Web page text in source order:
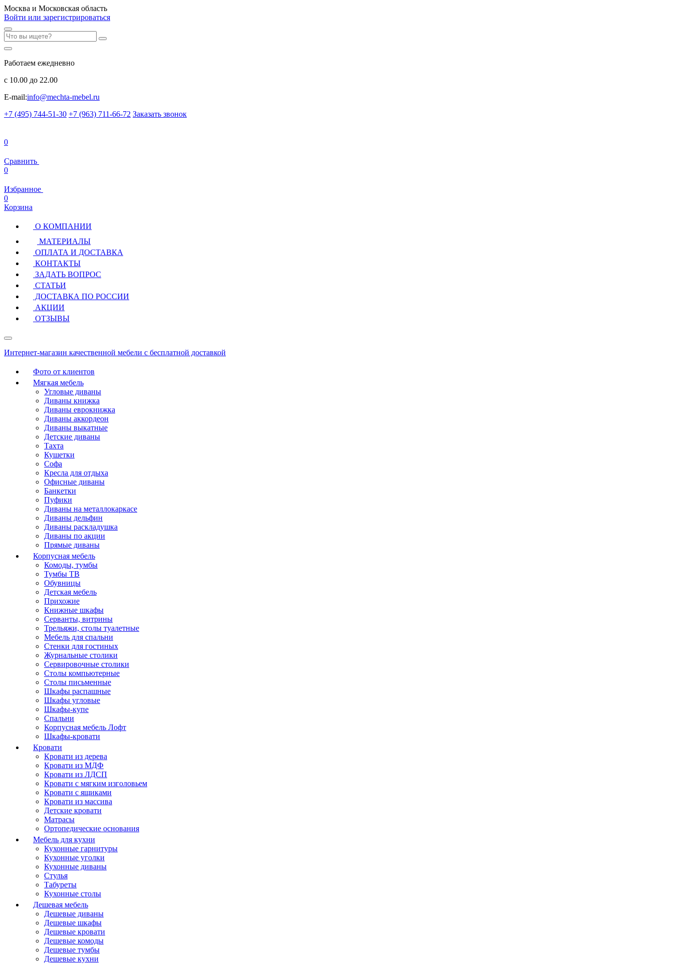
Москва и Московская область
Войти или зарегистрироваться
Работаем ежедневно
с 10.00 до 22.00
E-mail:info@mechta-mebel.ru
+7 (495) 744-51-30 +7 (963) 711-66-72 Заказать звонок
0
Сравнить
0
Избранное
0
Корзина
О КОМПАНИИ
МАТЕРИАЛЫ
ОПЛАТА И ДОСТАВКА
КОНТАКТЫ
ЗАДАТЬ ВОПРОС
СТАТЬИ
ДОСТАВКА ПО РОССИИ
АКЦИИ
ОТЗЫВЫ
Интернет-магазин качественной мебели с бесплатной доставкой
Фото от клиентов
Мягкая мебель
Угловые диваны
Диваны книжка
Диваны еврокнижка
Диваны аккордеон
Диваны выкатные
Детские диваны
Тахта
Кушетки
Софа
Кресла для отдыха
Офисные диваны
Банкетки
Пуфики
Диваны на металлокаркасе
Диваны дельфин
Диваны раскладушка
Диваны по акции
Прямые диваны
Корпусная мебель
Комоды, тумбы
Тумбы ТВ
Обувницы
Детская мебель
Прихожие
Книжные шкафы
Серванты, витрины
Трельяжи, столы туалетные
Мебель для спальни
Стенки для гостиных
Журнальные столики
Сервировочные столики
Столы компьютерные
Столы письменные
Шкафы распашные
Шкафы угловые
Шкафы-купе
Спальни
Корпусная мебель Лофт
Шкафы-кровати
Кровати
Кровати из дерева
Кровати из МДФ
Кровати из ЛДСП
Кровати с мягким изголовьем
Кровати с ящиками
Кровати из массива
Детские кровати
Матрасы
Ортопедические основания
Мебель для кухни
Кухонные гарнитуры
Кухонные уголки
Кухонные диваны
Стулья
Табуреты
Кухонные столы
Дешевая мебель
Дешевые диваны
Дешевые шкафы
Дешевые кровати
Дешевые комоды
Дешевые тумбы
Дешевые кухни